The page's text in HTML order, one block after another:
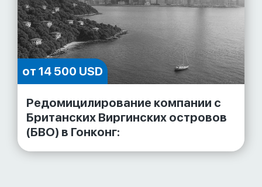
от 14 500 USD
Редомицилирование компании с
Британских Виргинских островов
(БВО) в Гонконг: